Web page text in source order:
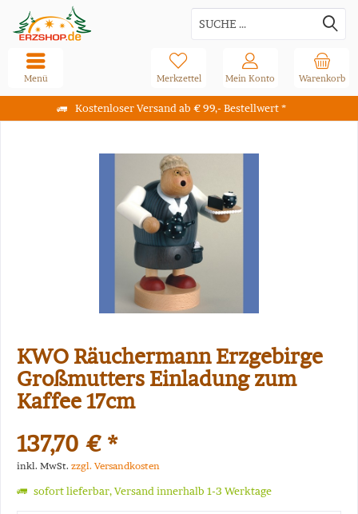
Kostenloser Versand ab € 99,- Bestellwert *
Warenkorb
Merkzettel Mein Konto
Menü
KWO Räuchermann Erzgebirge
Großmutters Einladung zum
Kaffee 17cm
137,70 € *
inkl. MwSt. zzgl. Versandkosten
sofort lieferbar, Versand innerhalb 1-3 Werktage